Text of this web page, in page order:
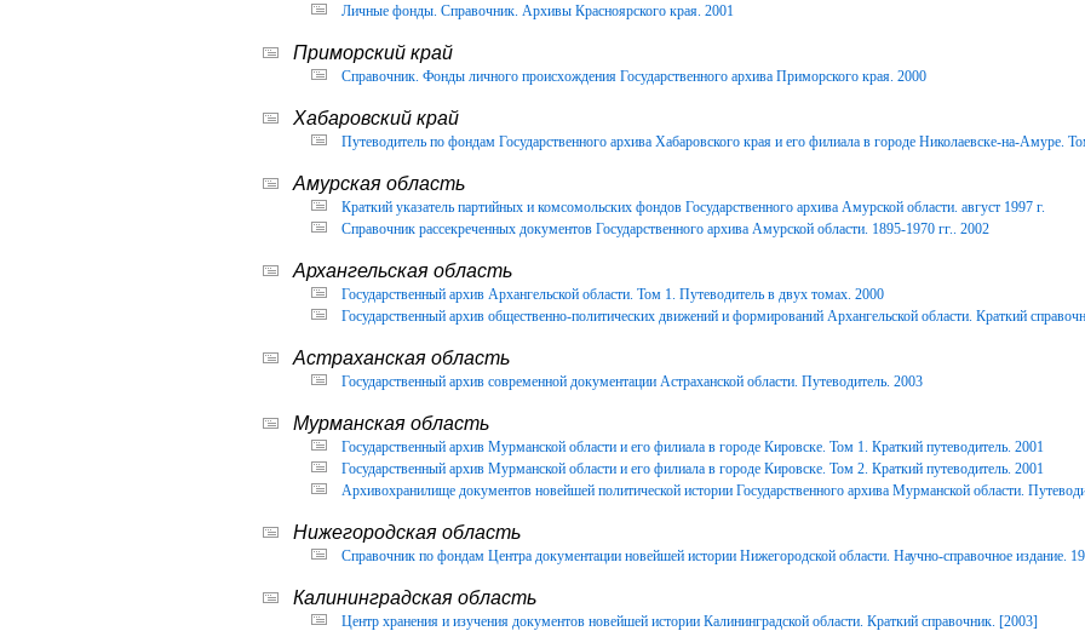
Личные фонды. Справочник. Архивы Красноярского края. 2001
Приморский край
Справочник. Фонды личного происхождения Государственного архива Приморского края. 2000
Хабаровский край
Путеводитель по фондам Государственного архива Хабаровского края и его филиала в городе Николаевске-на-Амуре.
Амурская область
Краткий указатель партийных и комсомольских фондов Государственного архива Амурской области. август 1997 г.
Справочник рассекреченных документов Государственного архива Амурской области. 1895-1970 гг.. 2002
Архангельская область
Государственный архив Архангельской области. Том 1. Путеводитель в двух томах. 2000
Государственный архив общественно-политических движений и формирований Архангельской области. Краткий
Астраханская область
Государственный архив современной документации Астраханской области. Путеводитель. 2003
Мурманская область
Государственный архив Мурманской области и его филиала в городе Кировске. Том 1. Краткий путеводитель. 2001
Государственный архив Мурманской области и его филиала в городе Кировске. Том 2. Краткий путеводитель. 2001
Архивохранилище документов новейшей политической истории Государственного архива Мурманской области.
Нижегородская область
Справочник по фондам Центра документации новейшей истории Нижегородской области. Научно-справочное издание.
Калининградская область
Центр хранения и изучения документов новейшей истории Калининградской области. Краткий справочник. [2003]